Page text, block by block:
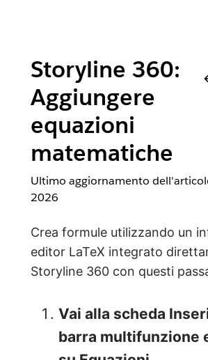
Storyline 360:
Aggiungere
equazioni
matematiche
Ultimo aggiornamento
2026
Crea formule utilizzando un
editor LaTeX integrato
Storyline 360 con questi
Vai alla scheda
barra multifunzione